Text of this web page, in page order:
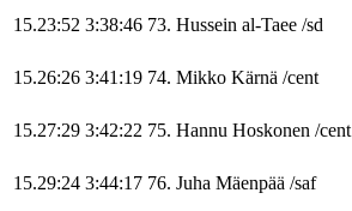
15.23:52 3:38:46 73. Hussein al-Taee /sd
15.26:26 3:41:19 74. Mikko Kärnä /cent
15.27:29 3:42:22 75. Hannu Hoskonen /cent
15.29:24 3:44:17 76. Juha Mäenpää /saf